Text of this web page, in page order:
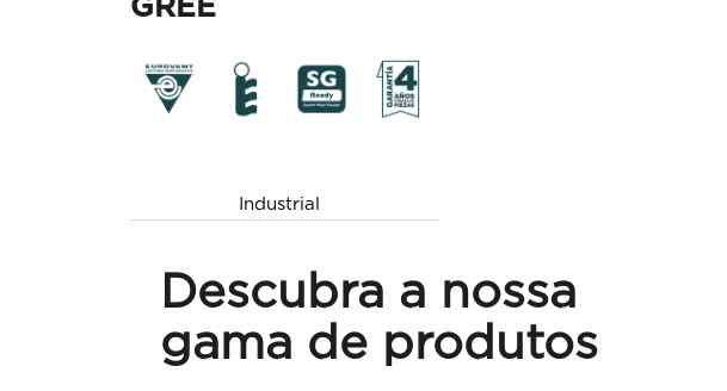
GREE
Industrial
Descubra a nossa
gama de produtos